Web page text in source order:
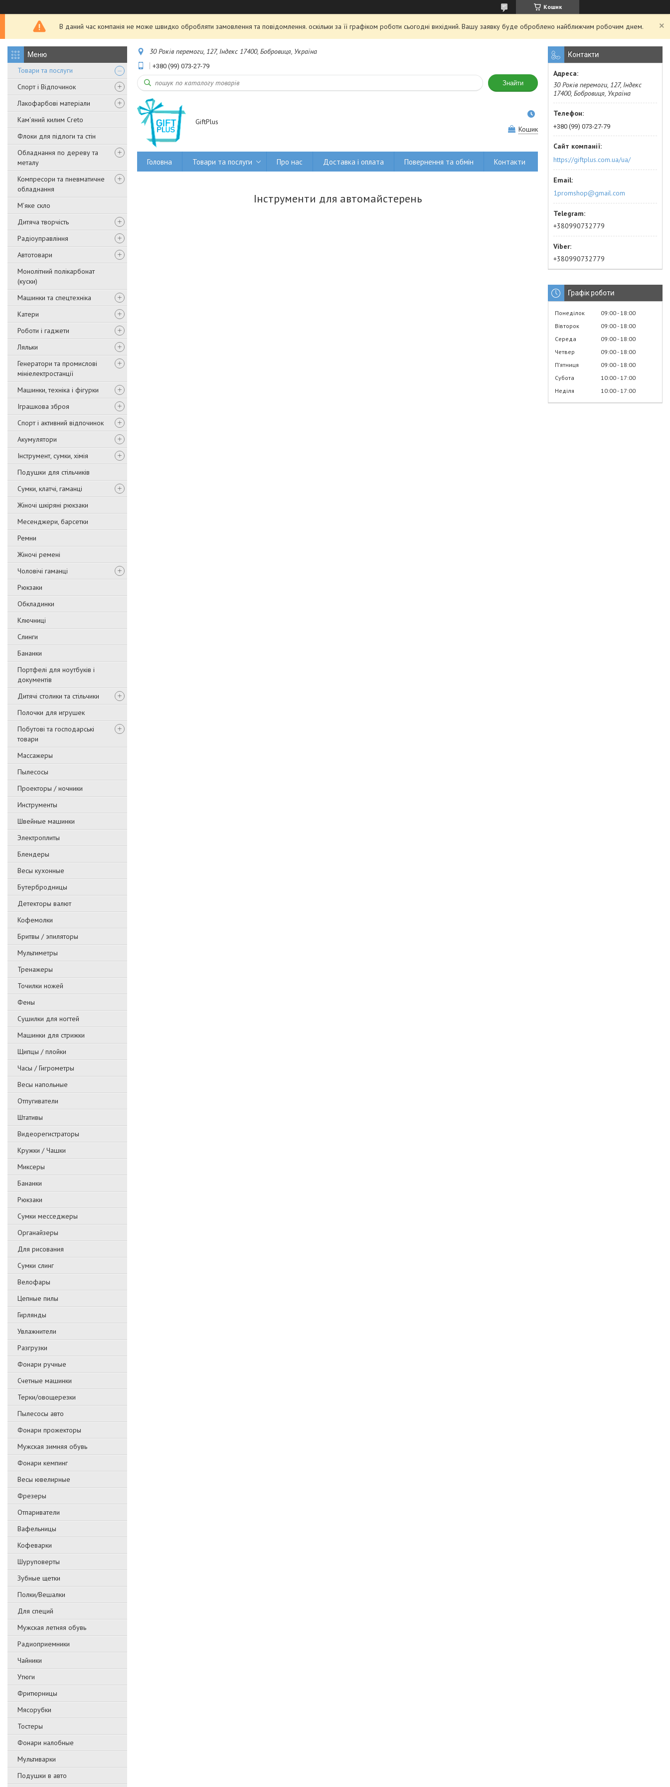
Кошик
В даний час компанія не може швидко обробляти замовлення та повідомлення. оскільки за її графіком роботи сьогодні вихідний. Вашу заявку буде оброблено найближчим робочим днем.
Товари та послуги
Спорт і Відпочинок
Лакофарбові матеріали
Кам'яний килим Creto
Флоки для підлоги та стін
Обладнання по дереву та
металу
Компресори та пневматичне
обладнання
М'яке скло
Дитяча творчість
Радіоуправління
Автотовари
Монолітний полікарбонат
(куски)
Машинки та спецтехніка
Катери
Роботи і гаджети
Ляльки
Генератори та промислові
мініелектростанції
Машинки, техніка і фігурки
Іграшкова зброя
Спорт і активний відпочинок
Акумулятори
Інструмент, сумки, хімія
Подушки для стільчиків
Сумки, клатчі, гаманці
Жіночі шкіряні рюкзаки
Месенджери, барсетки
Ремни
Жіночі ремені
Чоловічі гаманці
Рюкзаки
Обкладинки
Ключниці
Слинги
Бананки
Портфелі для ноутбуків і
документів
Дитячі столики та стільчики
Полочки для игрушек
Побутові та господарські
товари
Массажеры
Пылесосы
Проекторы / ночники
Инструменты
Швейные машинки
Электроплиты
Блендеры
Весы кухонные
Бутербродницы
Детекторы валют
Кофемолки
Бритвы / эпиляторы
Мультиметры
Тренажеры
Точилки ножей
Фены
Сушилки для ногтей
Машинки для стрижки
Щипцы / плойки
Часы / Гигрометры
Весы напольные
Отпугиватели
Штативы
Видеорегистраторы
Кружки / Чашки
Миксеры
Бананки
Рюкзаки
Сумки месседжеры
Органайзеры
Для рисования
Сумки слинг
Велофары
Цепные пилы
Гирлянды
Увлажнители
Разгрузки
Фонари ручные
Счетные машинки
Терки/овощерезки
Пылесосы авто
Фонари прожекторы
Мужская зимняя обувь
Фонари кемпинг
Весы ювелирные
Фрезеры
Отпариватели
Вафельницы
Кофеварки
Шуруповерты
Зубные щетки
Полки/Вешалки
Для специй
Мужская летняя обувь
Радиоприемники
Чайники
Утюги
Фритюрницы
Мясорубки
Тостеры
Фонари налобные
Мультиварки
Подушки в авто
30 Років перемоги, 127, Індекс 17400, Бобровиця, Україна
+380 (99) 073-27-79
Знайти
GiftPlus
Кошик
Головна Товари та послуги Про нас Доставка і оплата Повернення та обмін Контакти
Інструменти для автомайстерень
Контакти
30 Років перемоги, 127, Індекс
17400, Бобровиця, Україна
+380 (99) 073-27-79
https://giftplus.com.ua/ua/
1promshop@gmail.com
+380990732779
+380990732779
Графік роботи
Понеділок 09:00 18:00
Вівторок
09:00 18:00
Середа
09:00 18:00
Четвер
09:00 18:00
Пʼятниця
09:00 18:00
Субота
10:00 17:00
Неділя
10:00 17:00